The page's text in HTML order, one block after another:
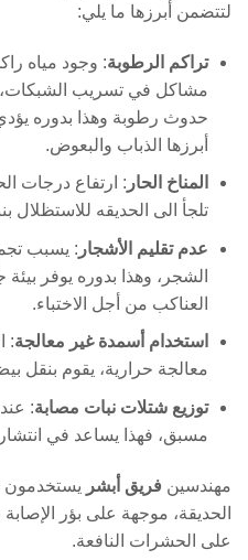
لتتضمن أبرزها ما يلي:
تراكم الرطوبة: وجود مياه
مشاكل في تسريب الشبكات،
حدوث رطوبة وهذا بدوره
أبرزها الذباب والبعوض.
المناخ الحار : ارتفاع درجات
تلجأ الى الحديقه للاستظلال
عدم تقليم الأشجار : يسبب
الشجر، وهذا بدوره يوفر بيئة
العناكب من أجل الاختباء.
استخدام أسمدة غير معالجة:
معالجة حرارية، يقوم بنقل
توزيع شتلات نبات مصابة:
مسبق، فهذا يساعد في انتشار
مهندسين فريق أبشر
الحديقة، موجهة على بؤر
على الحشرات النافعة.